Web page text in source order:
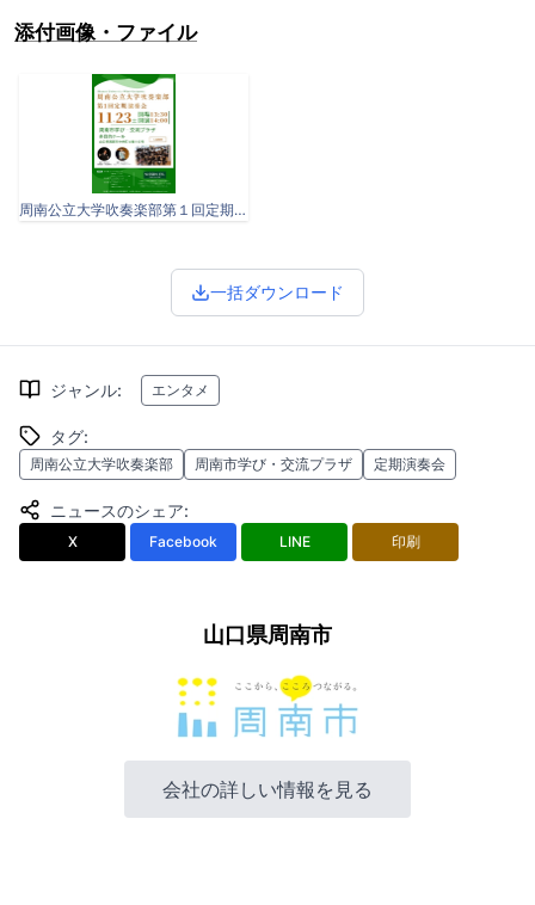
添付画像・ファイル
周南公立大学吹奏楽部第１回定期演奏会 (1).jpg
一括ダウンロード
ジャンル: エンタメ
タグ:
周南公立大学吹奏楽部 周南市学び・交流プラザ 定期演奏会
ニュースのシェア:
X Facebook LINE 印刷
山口県周南市
会社の詳しい情報を見る